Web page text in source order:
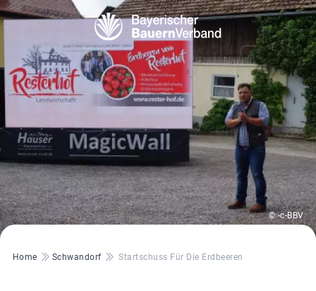
© -c-BBV
Pfadnavigation
Home Schwandorf Startschuss Für Die Erdbeeren